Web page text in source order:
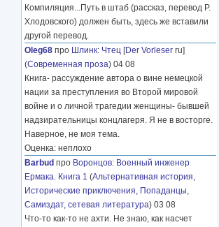
Компиляция...Путь в штаб (рассказ, перевод Р.
Хлодовского) должен быть, здесь же вставили
другой перевод.
Oleg68 про Шлинк: Чтец [Der Vorleser ru]
(Современная проза) 04 08
Книга- рассуждение автора о вине немецкой
нации за преступления во Второй мировой
войне и о личной трагедии женщины- бывшей
надзирательницы концлагеря. Я не в восторге.
Наверное, не моя тема.
Оценка: неплохо
Barbud про Воронцов: Военный инженер
Ермака. Книга 1 (Альтернативная история,
Исторические приключения, Попаданцы,
Самиздат, сетевая литература) 03 08
Что-то как-то не ахти. Не знаю, как насчет